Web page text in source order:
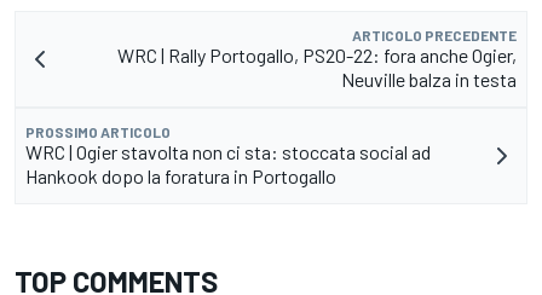
ARTICOLO PRECEDENTE
WRC | Rally Portogallo, PS20-22: fora anche Ogier,
Neuville balza in testa
PROSSIMO ARTICOLO
WRC | Ogier stavolta non ci sta: stoccata social ad
Hankook dopo la foratura in Portogallo
TOP COMMENTS